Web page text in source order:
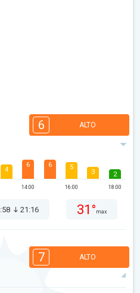
6 ALTO
4
6
14:00
6 5
16:00
3 2
18:00
21:16 31° max
7 ALTO